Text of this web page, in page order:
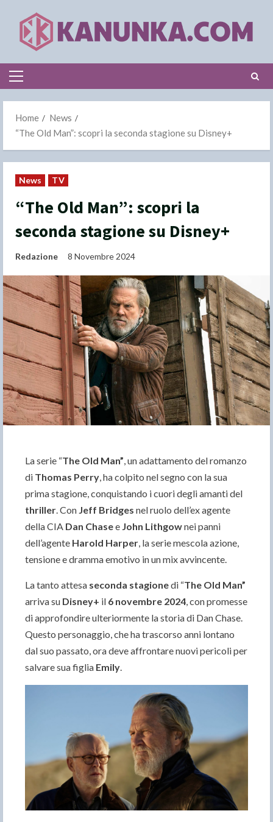
content
Primary
Home
News
“The Old Man”: scopri la seconda stagione su Disney+
News TV
“The Old Man”: scopri la
seconda stagione su Disney+
Redazione 8 Novembre 2024
La serie “The Old Man”, un adattamento del romanzo
di Thomas Perry, ha colpito nel segno con la sua
prima stagione, conquistando i cuori degli amanti del
thriller. Con Jeff Bridges nel ruolo dell’ex agente
della CIA Dan Chasee John Lithgownei panni
dell’agente Harold Harper, la serie mescola azione,
tensione e dramma emotivo in un mix avvincente.
La tanto attesa seconda stagionedi “The Old Man”
arriva su Disney+ il 6 novembre 2024, con promesse
di approfondire ulteriormente la storia di Dan Chase.
Questo personaggio, che ha trascorso anni lontano
dal suo passato, ora deve affrontare nuovi pericoli per
salvare sua figlia Emily.